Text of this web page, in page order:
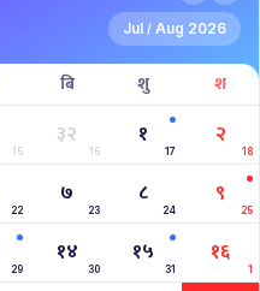
Jul / Aug 2026
बि शु श
15
३२
16
१
17
२
18
22
७
23
८
24
९
25
29
१४
30
१५
31
१६
1